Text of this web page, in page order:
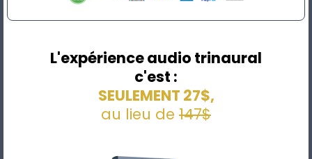
L'expérience audio trinaural
c'est :
SEULEMENT 27$,
au lieu de 147$